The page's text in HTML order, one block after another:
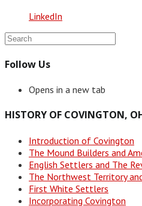
LinkedIn
Follow Us
Opens in a new tab
HISTORY OF COVINGTON,
Introduction of Covington
The Mound Builders and
English Settlers and The
The Northwest Territory
First White Settlers
Incorporating Covington